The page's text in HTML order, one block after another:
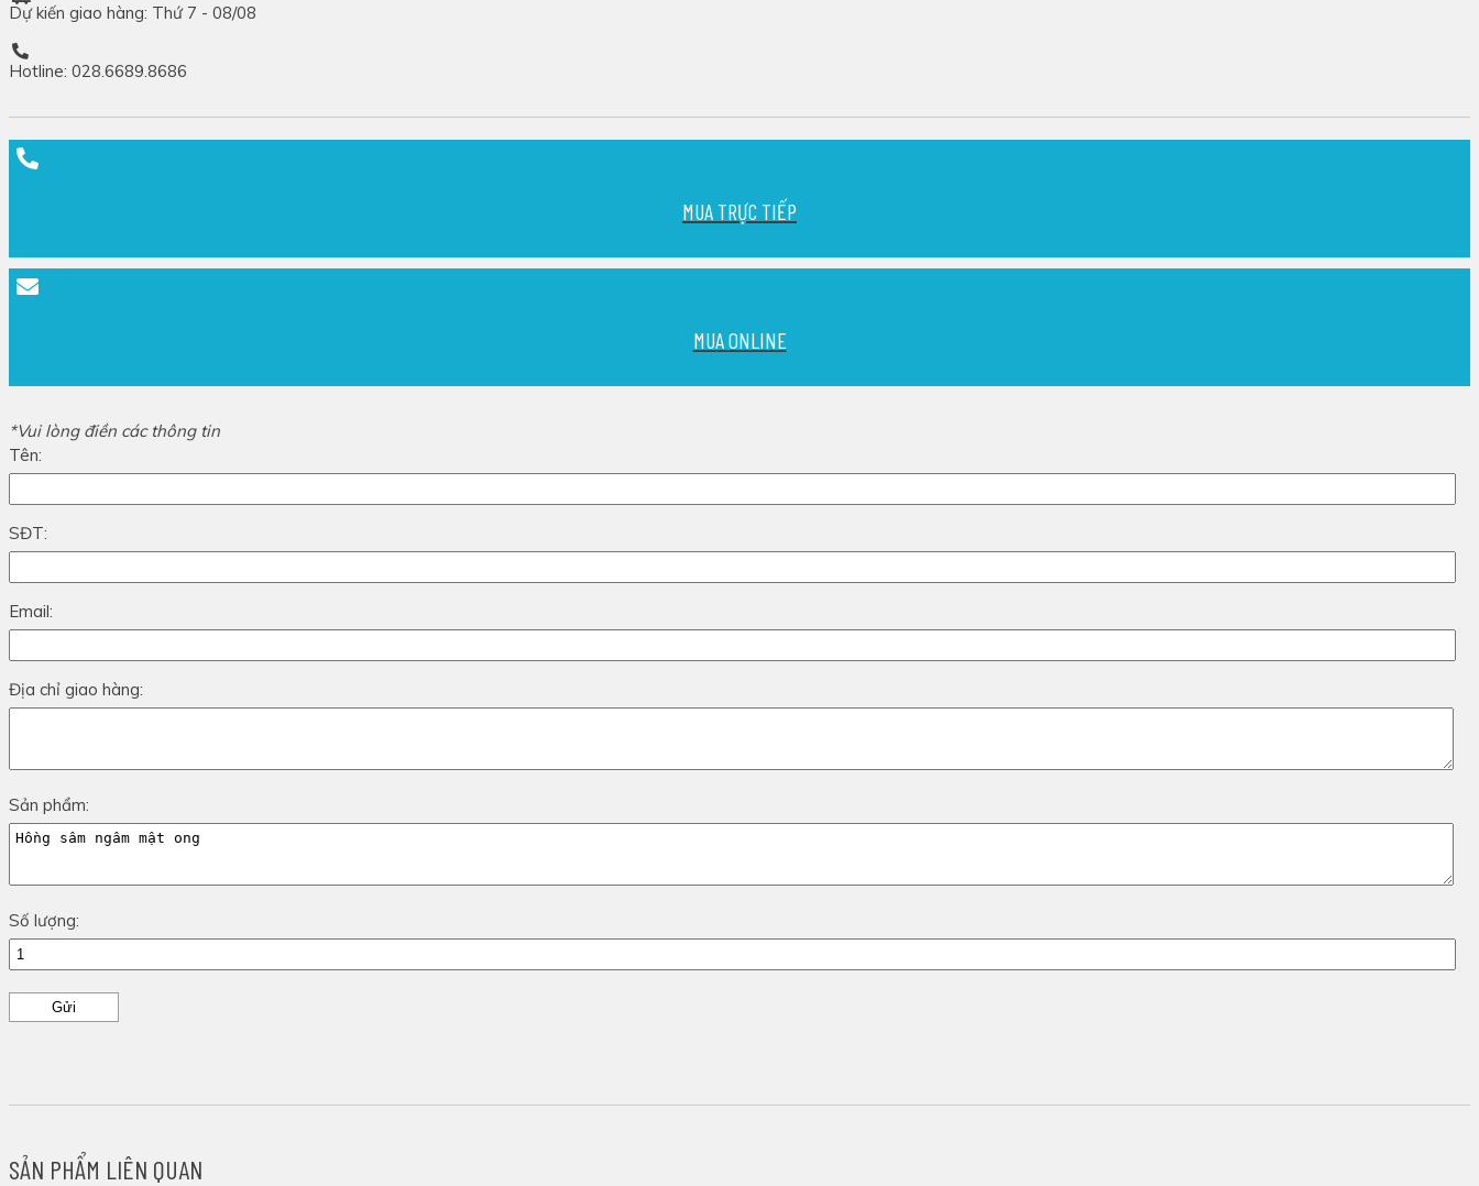
Dự kiến giao hàng: Thứ 7 - 08/08
Hotline: 028.6689.8686
MUA TRỰC TIẾP
MUA ONLINE
*Vui lòng điền các thông tin
Tên:
SĐT:
Email:
Địa chỉ giao hàng:
Sản phẩm:
Số lượng:
SẢN PHẨM LIÊN QUAN